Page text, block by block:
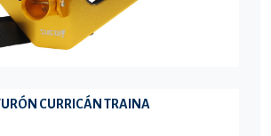
CURRICÁN TRAINA